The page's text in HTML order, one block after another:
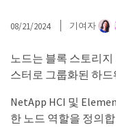
08/21/2024 기여자
노드는 블록 스토리
스터로 그룹화된 하
NetApp HCI 및
한 노드 역할을 정의